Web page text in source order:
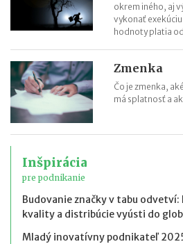
okrem iného, aj
vykonať
hodnoty platia
Zmenka
Čo je zmenka,
má splatnosť a
Inšpirácia
pre podnikanie
Budovanie značky v tabu odvetví:
kvality a distribúcie vyústi do
Mladý inovatívny podnikateľ